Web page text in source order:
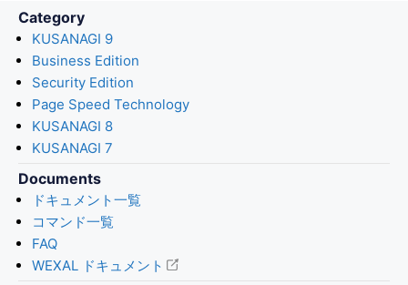
Category
KUSANAGI 9
Business Edition
Security Edition
Page Speed Technology
KUSANAGI 8
KUSANAGI 7
Documents
ドキュメント一覧
コマンド一覧
FAQ
WEXAL ドキュメント